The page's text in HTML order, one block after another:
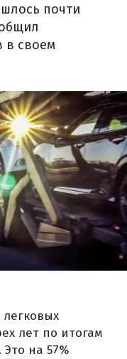
почти
в своем
лет по итогам
на 57%